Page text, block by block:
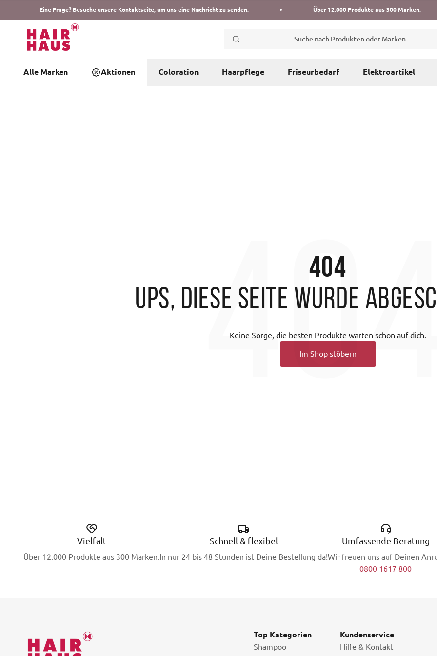
Eine Frage? Besuche unsere Kontaktseite, um uns eine Nachricht zu senden. Über 12.000 Produkte aus 300 Marken.
Suche nach Produkten oder Marken
Alle Marken Aktionen Coloration Haarpflege Friseurbedarf Elektroartikel
404
Ups, diese Seite wurde
Keine Sorge, die besten Produkte warten schon auf dich.
Im Shop stöbern
Vielfalt
Über 12.000 Produkte aus 300 Marken.
Schnell & flexibel
In nur 24 bis 48 Stunden ist Deine Bestellung da!
Umfassende Beratung
Wir freuen uns auf Deinen
0800 1617 800
Top Kategorien
Shampoo
Kundenservice
Hilfe & Kontakt